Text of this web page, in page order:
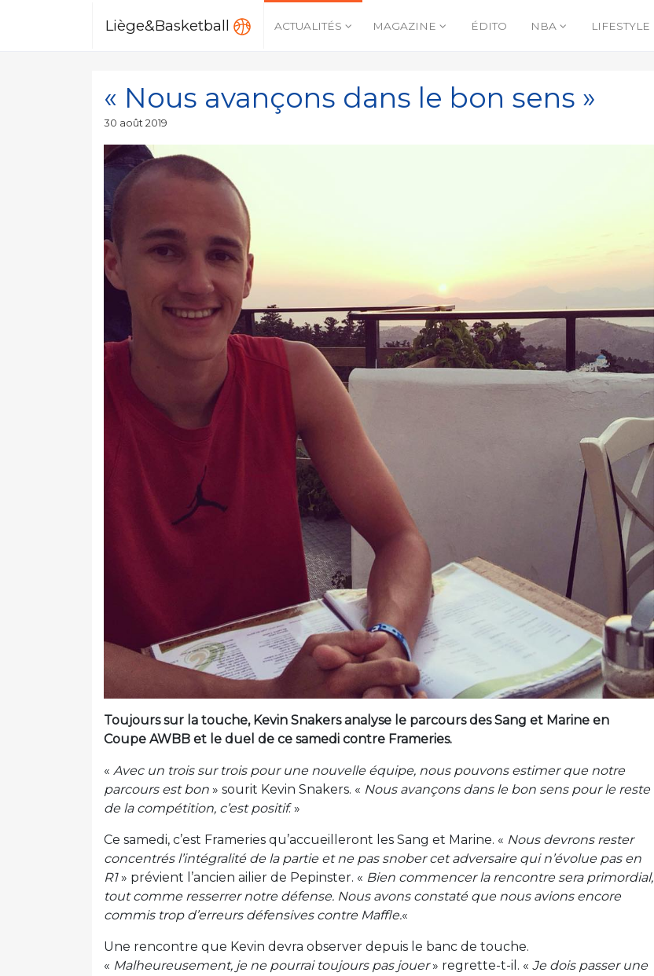
Liège&Basketball ACTUALITÉS MAGAZINE ÉDITO NBA LIFESTYLE
« Nous avançons dans le bon sens »
Publié
30 août 2019
Toujours sur la touche, Kevin Snakers analyse le parcours des Sang et Marine en
Coupe AWBB et le duel de ce samedi contre Frameries.
« Avec un trois sur trois pour une nouvelle équipe, nous pouvons estimer que notre
parcours est bon » sourit Kevin Snakers. « Nous avançons dans le bon sens pour le reste
de la compétition, c’est positif. »
Ce samedi, c’est Frameries qu’accueilleront les Sang et Marine. « Nous devrons rester
concentrés l’intégralité de la partie et ne pas snober cet adversaire qui n’évolue pas en
R1» prévient l’ancien ailier de Pepinster. « Bien commencer la rencontre sera primordial,
tout comme resserrer notre défense. Nous avons constaté que nous avions encore
commis trop d’erreurs défensives contre Maffle.«
Une rencontre que Kevin devra observer depuis le banc de touche.
« Malheureusement, je ne pourrai toujours pas jouer» regrette-t-il. « Je dois passer une